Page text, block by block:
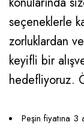
seçeneklerle
zorluklardan
keyifli bir
hedefliyoruz.
Peşin fiyatına